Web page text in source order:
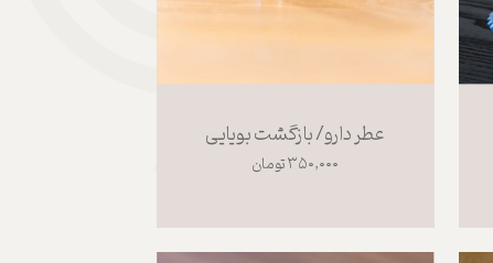
عطر دارو/ بازگشت بویایی
۳۵۰,۰۰۰ تومان